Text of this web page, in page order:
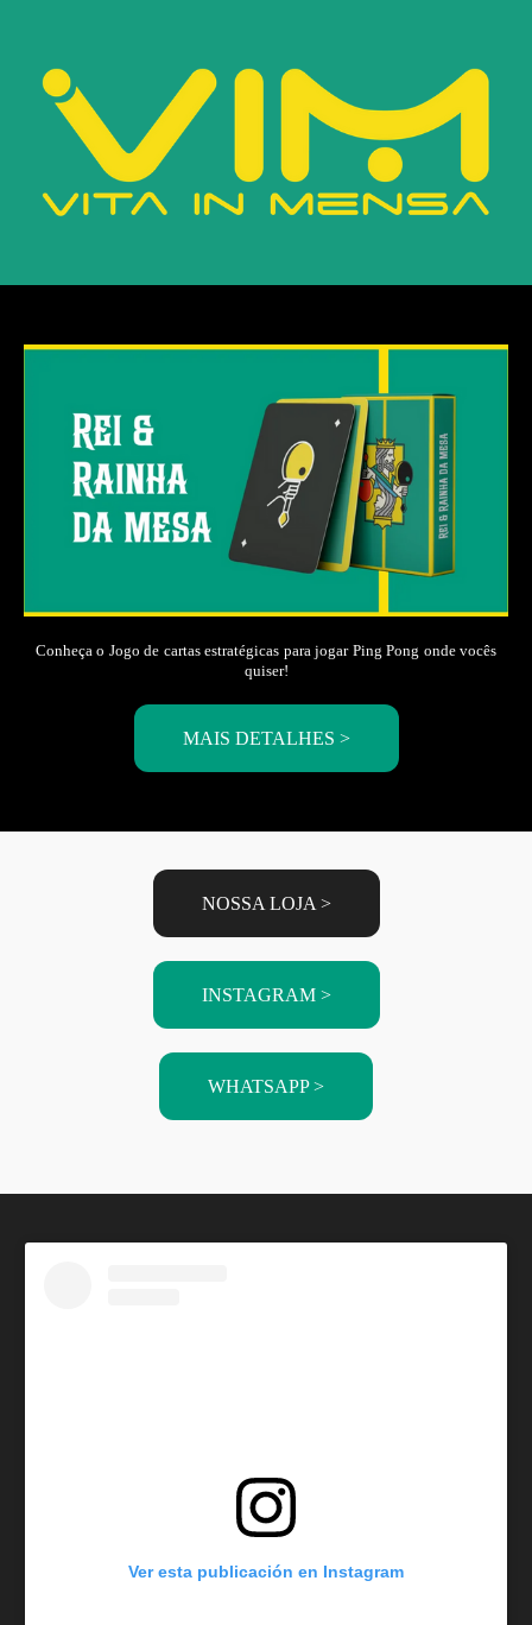
Conheça o Jogo de cartas estratégicas para jogar Ping Pong onde vocês
quiser!
MAIS DETALHES >
NOSSA LOJA >
INSTAGRAM >
WHATSAPP >
Ver esta publicación en Instagram